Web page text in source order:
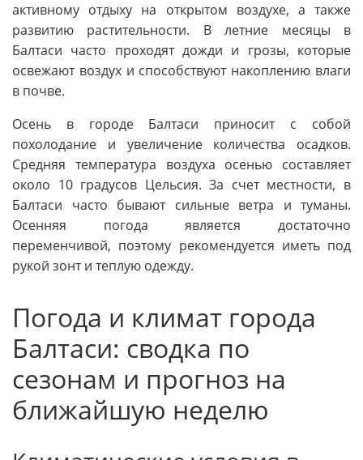
активному отдыху на открытом воздухе, а также
развитию растительности. В летние месяцы в
Балтаси часто проходят дожди и грозы, которые
освежают воздух и способствуют накоплению влаги
в почве.
Осень в городе Балтаси приносит с собой
похолодание и увеличение количества осадков.
Средняя температура воздуха осенью составляет
около 10 градусов Цельсия. За счет местности, в
Балтаси часто бывают сильные ветра и туманы.
Осенняя погода является достаточно
переменчивой, поэтому рекомендуется иметь под
рукой зонт и теплую одежду.
Погода и климат города
Балтаси: сводка по
сезонам и прогноз на
ближайшую неделю